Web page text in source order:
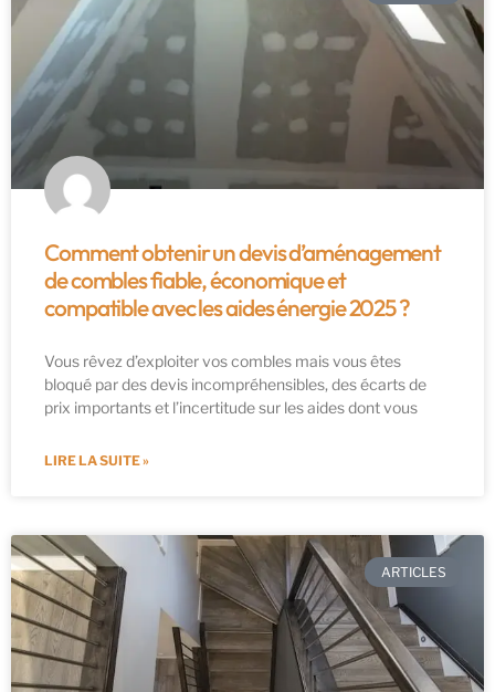
Comment obtenir un devis d’aménagement
de combles fiable, économique et
compatible avec les aides énergie 2025 ?
Vous rêvez d’exploiter vos combles mais vous êtes
bloqué par des devis incompréhensibles, des écarts de
prix importants et l’incertitude sur les aides dont vous
LIRE LA SUITE »
ARTICLES